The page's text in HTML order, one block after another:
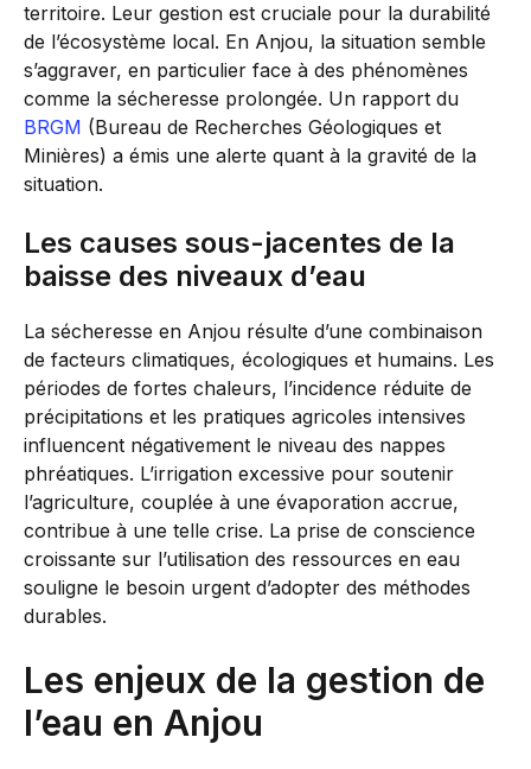
territoire. Leur gestion est cruciale pour la durabilité
de l’écosystème local. En Anjou, la situation semble
s’aggraver, en particulier face à des phénomènes
comme la sécheresse prolongée. Un rapport du
BRGM (Bureau de Recherches Géologiques et
Minières) a émis une alerte quant à la gravité de la
situation.
Les causes sous-jacentes de la
baisse des niveaux d’eau
La sécheresse en Anjou résulte d’une combinaison
de facteurs climatiques, écologiques et humains. Les
périodes de fortes chaleurs, l’incidence réduite de
précipitations et les pratiques agricoles intensives
influencent négativement le niveau des nappes
phréatiques. L’irrigation excessive pour soutenir
l’agriculture, couplée à une évaporation accrue,
contribue à une telle crise. La prise de conscience
croissante sur l’utilisation des ressources en eau
souligne le besoin urgent d’adopter des méthodes
durables.
Les enjeux de la gestion de
l’eau en Anjou